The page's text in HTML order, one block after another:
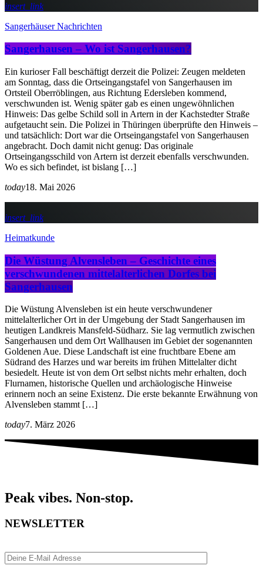
insert_link
Sangerhäuser Nachrichten
Sangerhausen – Wo ist Sangerhausen?
Ein kurioser Fall beschäftigt derzeit die Polizei: Zeugen meldeten
am Sonntag, dass die Ortseingangstafel von Sangerhausen im
Ortsteil Oberröblingen, aus Richtung Edersleben kommend,
verschwunden ist. Wenig später gab es einen ungewöhnlichen
Hinweis: Das gelbe Schild soll in Artern in der Kachstedter Straße
aufgetaucht sein. Die Polizei in Thüringen überprüfte den Hinweis –
und tatsächlich: Dort war die Ortseingangstafel von Sangerhausen
angebracht. Doch damit nicht genug: Das originale
Ortseingangsschild von Artern ist derzeit ebenfalls verschwunden.
Wo es sich befindet, ist bislang […]
today18. Mai 2026
insert_link
Heimatkunde
Die Wüstung Alvensleben – Geschichte eines
verschwundenen mittelalterlichen Dorfes bei
Sangerhausen
Die Wüstung Alvensleben ist ein heute verschwundener
mittelalterlicher Ort in der Umgebung der Stadt Sangerhausen im
heutigen Landkreis Mansfeld-Südharz. Sie lag vermutlich zwischen
Sangerhausen und dem Ort Wallhausen im Gebiet der sogenannten
Goldenen Aue. Diese Landschaft ist eine fruchtbare Ebene am
Südrand des Harzes und war bereits im frühen Mittelalter dicht
besiedelt. Heute ist von dem Ort selbst nichts mehr erhalten, doch
Flurnamen, historische Quellen und archäologische Hinweise
erinnern noch an seine Existenz. Die erste bekannte Erwähnung von
Alvensleben stammt […]
today7. März 2026
Peak vibes. Non-stop.
NEWSLETTER